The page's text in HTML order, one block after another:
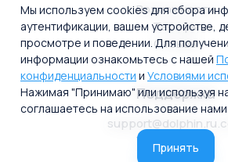
Бородатый арбитраж
@bearded_cpa
Удобная статистика позволяет
отслеживать работу
Я протестил все имеющиеся на
Дельфина На данный момент сейчас
Возможности
Тарифы
Отзывы
Поддержка
Телеграм чат
Мы используем cookies для сбора
аутентификации, вашем устройстве,
просмотре и поведении. Для
информации ознакомьтесь с нашей
конфиденциальности и Условиями
Нажимая "Принимаю" или используя
соглашаетесь на использование
Принять